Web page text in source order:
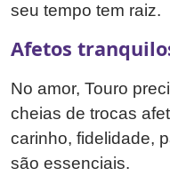
seu tempo tem raiz.
Afetos
No amor, Touro
cheias de trocas
carinho, fidelidade,
são essenciais.